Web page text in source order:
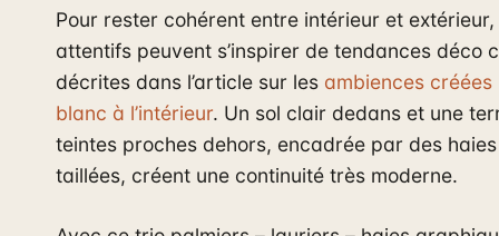
Pour rester cohérent entre intérieur et
attentifs peuvent s’inspirer de tendances déco
décrites dans l’article sur les ambiences
blanc à l’intérieur. Un sol clair dedans et une
teintes proches dehors, encadrée par des
taillées, créent une continuité très moderne.